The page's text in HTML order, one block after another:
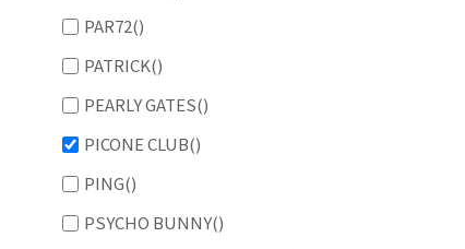
PAR72()
PATRICK()
PEARLY GATES()
PICONE CLUB()
PING()
PSYCHO BUNNY()